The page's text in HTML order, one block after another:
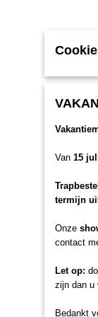
Van 15
termijn
Onze
contact
Let op:
zijn dan u
Bedankt